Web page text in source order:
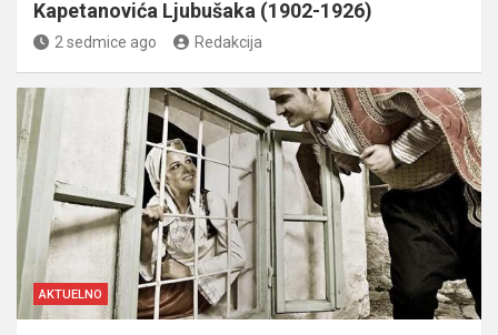
Kapetanovića Ljubušaka (1902-1926)
2 sedmice ago Redakcija
AKTUELNO